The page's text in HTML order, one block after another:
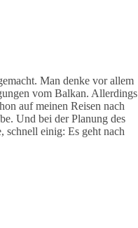
Man denke vor allem
vom Balkan. Allerdings
auf meinen Reisen nach
Und bei der Planung des
schnell einig: Es geht nach